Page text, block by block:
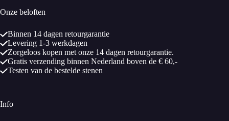
Onze beloften
Binnen 14 dagen retourgarantie
Levering 1-3 werkdagen
Zorgeloos kopen met onze 14 dagen retourgarantie.
Gratis verzending binnen Nederland boven de € 60,-
Testen van de bestelde stenen
Info